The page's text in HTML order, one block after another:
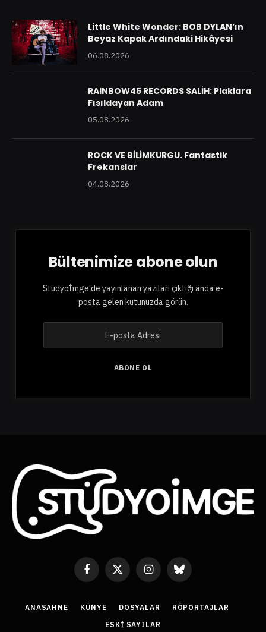
Little White Wonder: BOB DYLAN’ın
Beyaz Kapak Ardındaki Hikâyesi
06.08.2026
RAINBOW45 RECORDS SALİH: Plaklara
Fısıldayan Adam
05.08.2026
ROCK VE BİLİMKURGU. Fantastik
Frekanslar
04.08.2026
Bültenimize abone olun
Stüdyoİmge'de yayınlanan yazıları çıktığı anda e-
posta gelen kutunuzda görün.
s
ABONE OL
Facebook
X
InstagramBluesky
ANASAHNE KÜNYE DOSYALAR
RÖPORTAJLAR
ESKI SAYILAR